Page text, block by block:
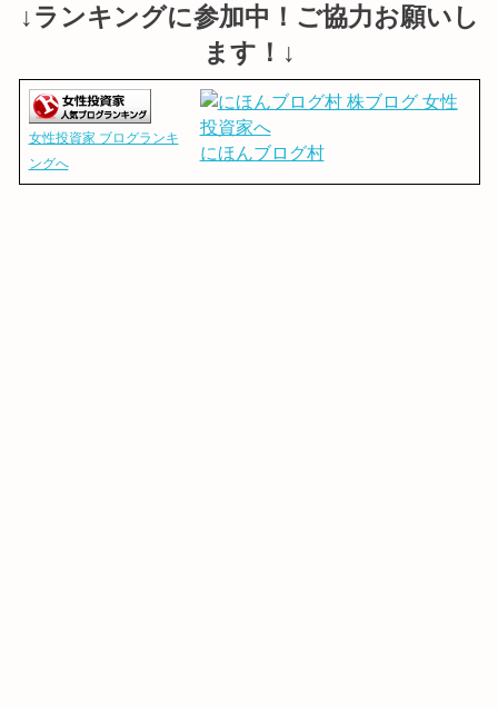
↓ランキングに参加中！ご協力お願いし
ます！↓
女性投資家 ブログランキ
ングへ
にほんブログ村